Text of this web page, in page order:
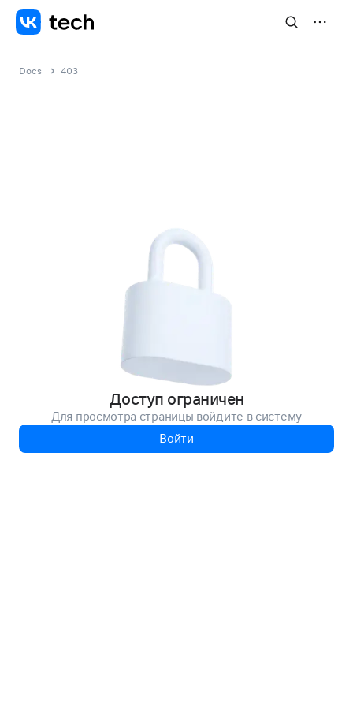
Docs 403
Доступ ограничен
Для просмотра страницы войдите в систему
Войти